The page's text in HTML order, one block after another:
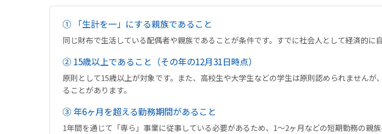
① 「生計を一」にする親族であること
同じ財布で生活している配偶者や親族であることが条件です。すでに社会人として経済的に
② 15歳以上であること（その年の12月31日時点）
原則として15歳以上が対象です。また、高校生や大学生などの学生は原則認められません
ることがあります。
③ 年6ヶ月を超える勤務期間があること
1年間を通じて「専ら」事業に従事している必要があるため、1〜2ヶ月などの短期勤務の親